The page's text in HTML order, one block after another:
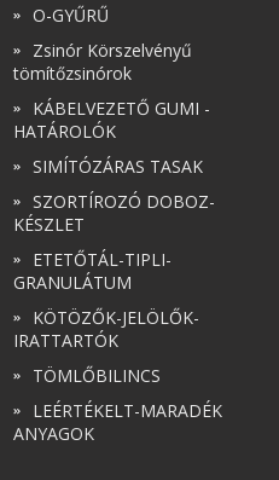
O-GYŰRŰ
Zsinór Körszelvényű
tömítőzsinórok
KÁBELVEZETŐ GUMI -
HATÁROLÓK
SIMÍTÓZÁRAS TASAK
SZORTÍROZÓ DOBOZ-
KÉSZLET
ETETŐTÁL-TIPLI-
GRANULÁTUM
KÖTÖZŐK-JELÖLŐK-
IRATTARTÓK
TÖMLŐBILINCS
LEÉRTÉKELT-MARADÉK
ANYAGOK